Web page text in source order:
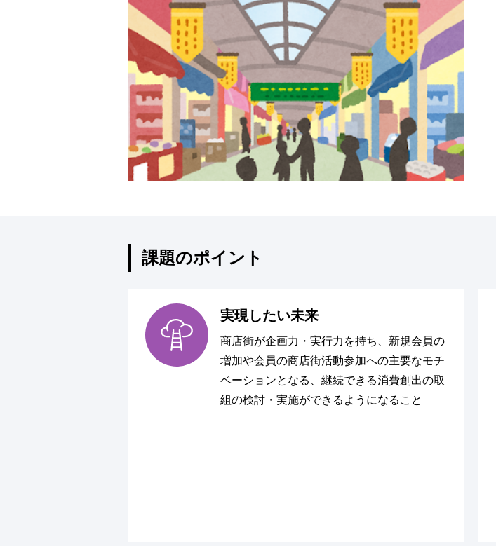
課題のポイント
実現したい未来
商店街が企画力・実行力を持ち、新規会員の
増加や会員の商店街活動参加への主要なモチ
ベーションとなる、継続できる消費創出の取
組の検討・実施ができるようになること